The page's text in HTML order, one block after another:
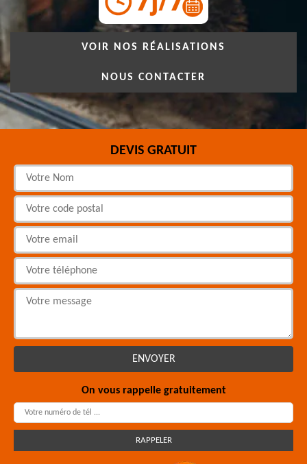
VOIR NOS RÉALISATIONS
NOUS CONTACTER
DEVIS GRATUIT
On vous rappelle gratuitement